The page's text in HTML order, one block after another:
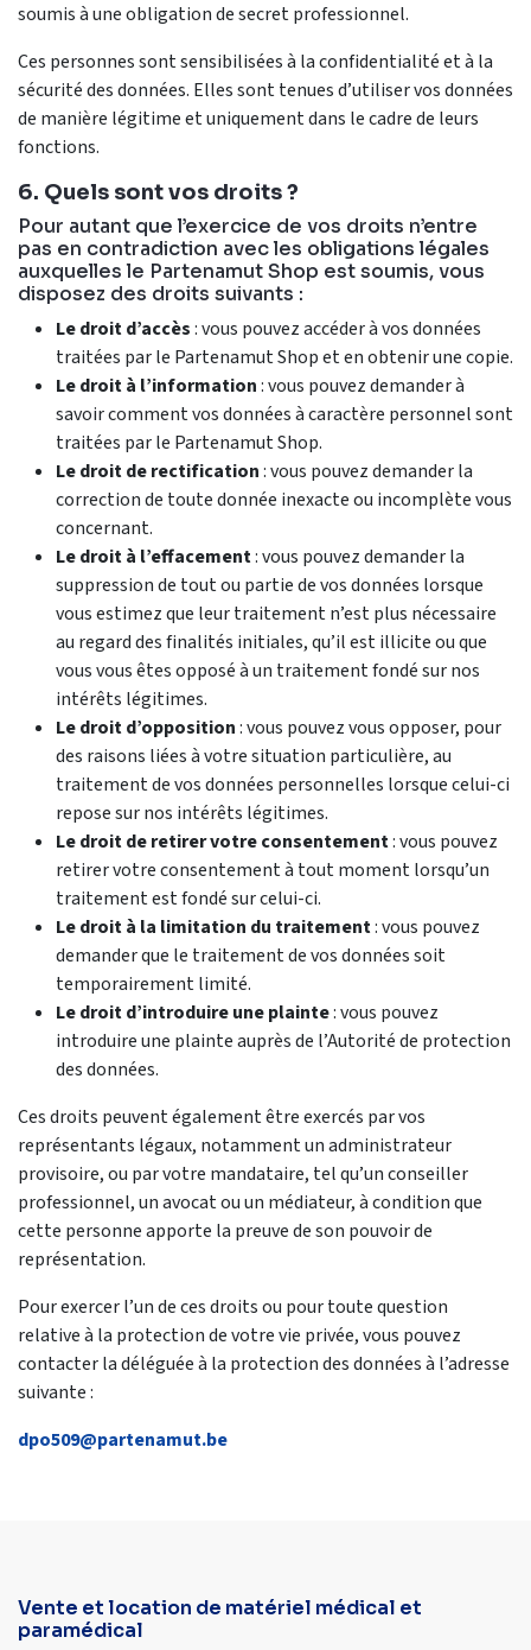
soumis à une obligation de secret professionnel.
Ces personnes sont sensibilisées à la confidentialité et à la
sécurité des données. Elles sont tenues d’utiliser vos données
de manière légitime et uniquement dans le cadre de leurs
fonctions.
6. Quels sont vos droits ?
Pour autant que l’exercice de vos droits n’entre
pas en contradiction avec les obligations légales
auxquelles le Partenamut Shop est soumis, vous
disposez des droits suivants :
Le droit d’accès: vous pouvez accéder à vos données
traitées par le Partenamut Shop et en obtenir une copie.
Le droit à l’information: vous pouvez demander à
savoir comment vos données à caractère personnel sont
traitées par le Partenamut Shop.
Le droit de rectification: vous pouvez demander la
correction de toute donnée inexacte ou incomplète vous
concernant.
Le droit à l’effacement: vous pouvez demander la
suppression de tout ou partie de vos données lorsque
vous estimez que leur traitement n’est plus nécessaire
au regard des finalités initiales, qu’il est illicite ou que
vous vous êtes opposé à un traitement fondé sur nos
intérêts légitimes.
Le droit d’opposition: vous pouvez vous opposer, pour
des raisons liées à votre situation particulière, au
traitement de vos données personnelles lorsque celui-ci
repose sur nos intérêts légitimes.
Le droit de retirer votre consentement: vous pouvez
retirer votre consentement à tout moment lorsqu’un
traitement est fondé sur celui-ci.
Le droit à la limitation du traitement: vous pouvez
demander que le traitement de vos données soit
temporairement limité.
Le droit d’introduire une plainte: vous pouvez
introduire une plainte auprès de l’Autorité de protection
des données.
Ces droits peuvent également être exercés par vos
représentants légaux, notamment un administrateur
provisoire, ou par votre mandataire, tel qu’un conseiller
professionnel, un avocat ou un médiateur, à condition que
cette personne apporte la preuve de son pouvoir de
représentation.
Pour exercer l’un de ces droits ou pour toute question
relative à la protection de votre vie privée, vous pouvez
contacter la déléguée à la protection des données à l’adresse
suivante :
dpo509@partenamut.be
Vente et location de matériel médical et
paramédical